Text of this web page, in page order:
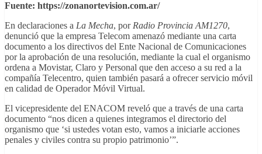
Fuente: https://zonanortevision.com.ar/
En declaraciones a La Mecha, por Radio Provincia AM1270,
denunció que la empresa Telecom amenazó mediante una carta
documento a los directivos del Ente Nacional de Comunicaciones
por la aprobación de una resolución, mediante la cual el organismo
ordena a Movistar, Claro y Personal que den acceso a su red a la
compañía Telecentro, quien también pasará a ofrecer servicio móvil
en calidad de Operador Móvil Virtual.
El vicepresidente del ENACOM reveló que a través de una carta
documento “nos dicen a quienes integramos el directorio del
organismo que ‘si ustedes votan esto, vamos a iniciarle acciones
penales y civiles contra su propio patrimonio’”.